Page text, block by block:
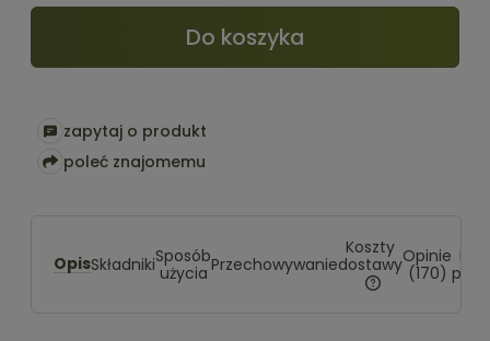
Do koszyka
zapytaj o produkt
poleć znajomemu
OpisSkładnikiSposób
użycia Przechowywanie
Koszty
dostawyOpinie
(170)